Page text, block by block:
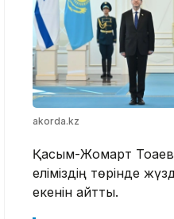
akorda.kz
Қасым-Жомарт
еліміздің төрінде
екенін айтты.